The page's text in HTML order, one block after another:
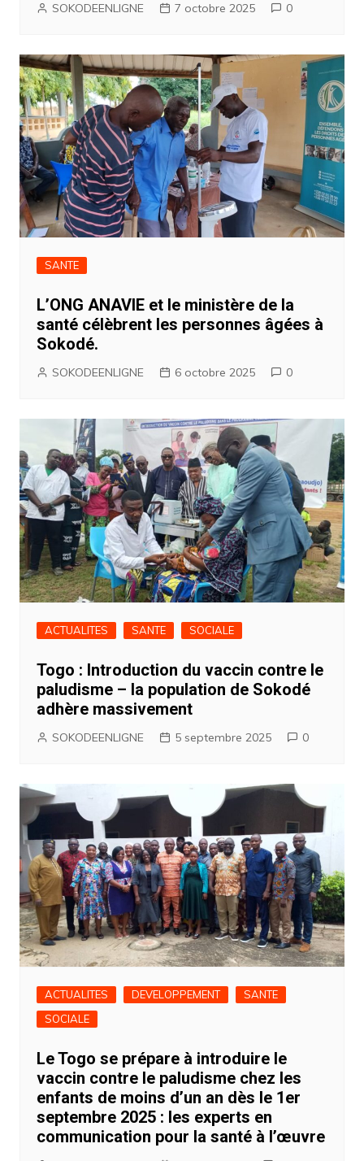
SOKODEENLIGNE 7 octobre 2025 0
SANTE
L’ONG ANAVIE et le ministère de la
santé célèbrent les personnes âgées à
Sokodé.
SOKODEENLIGNE 6 octobre 2025 0
ACTUALITES SANTE SOCIALE
Togo : Introduction du vaccin contre le
paludisme – la population de Sokodé
adhère massivement
SOKODEENLIGNE 5 septembre 2025 0
ACTUALITES DEVELOPPEMENT
SANTE
SOCIALE
Le Togo se prépare à introduire le
vaccin contre le paludisme chez les
enfants de moins d’un an dès le 1er
septembre 2025 : les experts en
communication pour la santé à l’œuvre